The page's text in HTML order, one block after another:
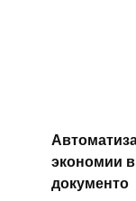
экономии
документо